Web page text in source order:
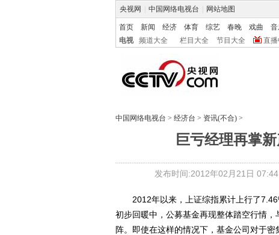
央视网 中国网络电视台 网站地图
首页 新闻 经济 体育 综艺 春晚 戏曲
电视
频道大全 栏目大全 节目大全 直播
中国网络电视台 > 经济台 > 资讯(不合) >
巨亏经理再掌
发布时间:2012年02月21日
2012年以来，上证综指累计上行了
初步回暖中，公募基金再现整体踏空行情
阵。即使在这样的情况下，基金公司对于